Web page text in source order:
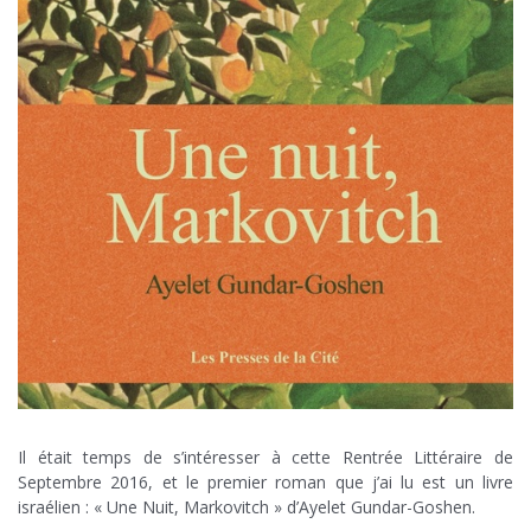
Il était temps de s’intéresser à cette Rentrée Littéraire de
Septembre 2016, et le premier roman que j’ai lu est un livre
israélien : « Une Nuit, Markovitch » d’Ayelet Gundar-Goshen.